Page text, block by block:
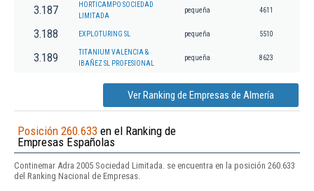
3.187
HORTICAMPO SOCIEDAD
LIMITADA
pequeña 4611
3.188 EXPLOTURING SL pequeña 5510
3.189
TITANIUM VALENCIA &
IBAÑEZ SL PROFESIONAL
pequeña 8623
Ver Ranking de Empresas de Almería
Posición 260.633 en el Ranking de
Empresas Españolas
Continemar Adra 2005 Sociedad Limitada. se encuentra en la posición 260.633
del Ranking Nacional de Empresas.